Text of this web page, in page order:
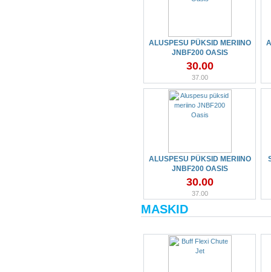
ALUSPESU PÜKSID MERIINO
JNBF200 OASIS
30.00
37.00
ALUSPESU PÜKSID MERIINO
JNBF200 OASIS
30.00
37.00
MASKID